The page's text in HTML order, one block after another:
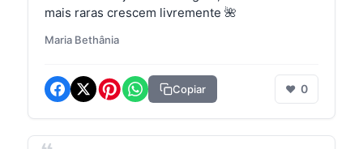
mais raras crescem livremente 🌺
Maria Bethânia
Copiar ❤ 0